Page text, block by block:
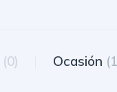
(0) Ocasión